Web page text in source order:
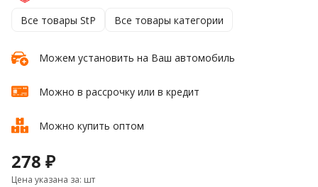
Все товары StP Все товары категории
Можем установить на Ваш автомобиль
Можно в рассрочку или в кредит
Можно купить оптом
278 ₽
Цена указана за: шт